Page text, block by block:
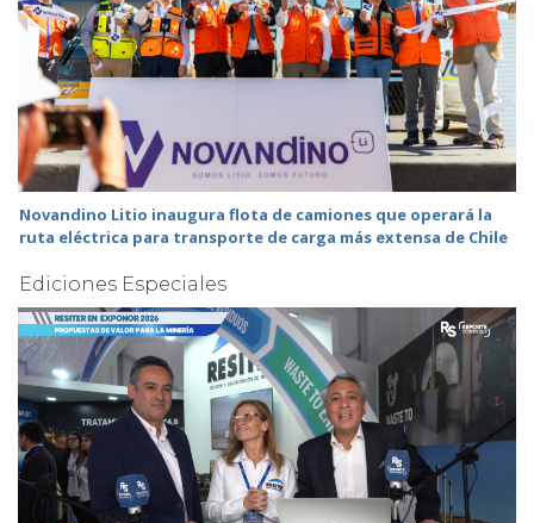
Novandino Litio inaugura flota de camiones que operará la
ruta eléctrica para transporte de carga más extensa de Chile
Ediciones Especiales